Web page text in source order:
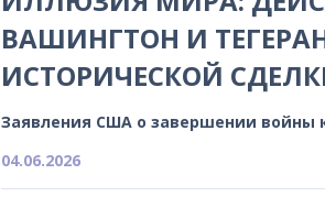
ВАШИНГТОН И
ИСТОРИЧЕСКОЙ
Заявления США о завершении войны
04.06.2026